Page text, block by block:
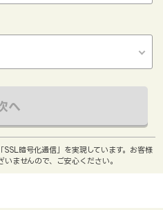
へ
暗号化通信」を実現しています。お客様
ませんので、ご安心ください。